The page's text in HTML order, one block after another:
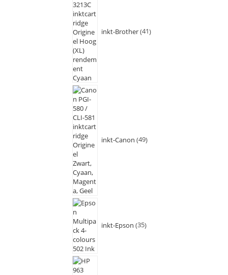
inkt-Brother 41
inkt-Canon 49
inkt-Epson 35